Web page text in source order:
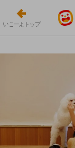
いこーよトップ